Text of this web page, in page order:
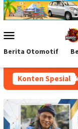
Loncat
ke
Mobile
Berita Otomotif
Konten Spesial
Narkoba di Bogor